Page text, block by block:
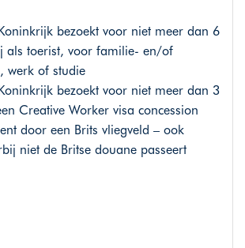
bezoekt voor niet meer dan 6
als toerist, voor familie- en/of
werk of studie
bezoekt voor niet meer dan 3
Creative Worker visa concession
door een Brits vliegveld – ook
niet de Britse douane passeert